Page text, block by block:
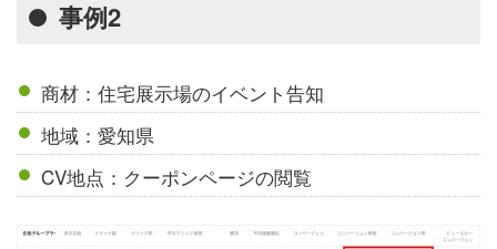
事例2
商材：住宅展示場のイベント告知
地域：愛知県
CV地点：クーポンページの閲覧